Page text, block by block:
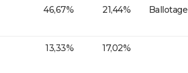
46,67% 21,44% Ballotage
13,33% 17,02%